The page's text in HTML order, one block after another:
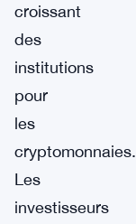
croissant
des
institutions
pour
les
cryptomonnaies.
Les
investisseurs